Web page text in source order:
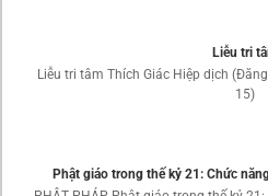
Liễu tri
Liễu tri tâm Thích Giác Hiệp dịch
15)
Phật giáo trong thế kỷ 21: Chức